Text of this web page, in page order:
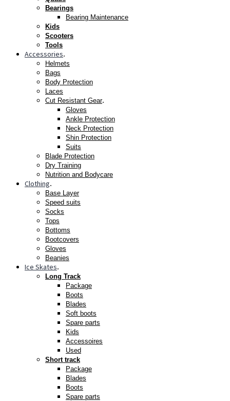
Bearings
Bearing Maintenance
Kids
Scooters
Tools
Accessories.
Helmets
Bags
Body Protection
Laces
Cut Resistant Gear.
Gloves
Ankle Protection
Neck Protection
Shin Protection
Suits
Blade Protection
Dry Training
Nutrition and Bodycare
Clothing.
Base Layer
Speed suits
Socks
Tops
Bottoms
Bootcovers
Gloves
Beanies
Ice Skates.
Long Track
Package
Boots
Blades
Soft boots
Spare parts
Kids
Accessoires
Used
Short track
Package
Blades
Boots
Spare parts